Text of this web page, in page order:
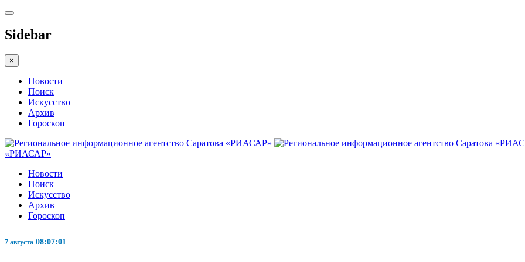
Sidebar
×
Новости
Поиск
Искусство
Архив
Гороскоп
«РИАСАР»
Новости
Поиск
Искусство
Архив
Гороскоп
7 августа 08:07:02